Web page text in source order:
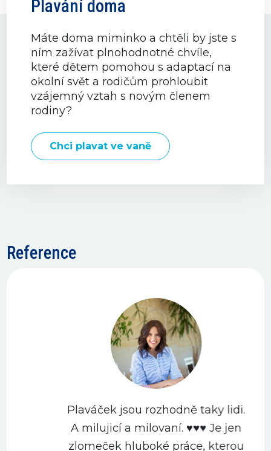
Plavání doma
Máte doma miminko a chtěli by jste s
ním zažívat plnohodnotné chvíle,
které dětem pomohou s adaptací na
okolní svět a rodičům prohloubit
vzájemný vztah s novým členem
rodiny?
Chci plavat ve vaně
Reference
Plaváček jsou rozhodně taky lidi.
A milujicí a milovaní. ♥️♥️♥️ Je jen
zlomeček hluboké práce, kterou